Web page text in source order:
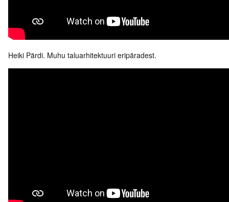
Heiki Pärdi. Muhu taluarhitektuuri eripäradest.